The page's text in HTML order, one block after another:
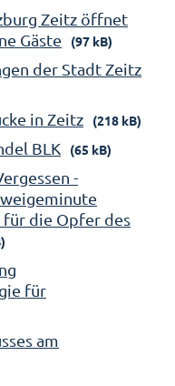
Zeitz öffnet
Gäste
(97 kB)
der Stadt Zeitz
in Zeitz (218 kB)
BLK (65 kB)
-
für die Opfer des
für
am